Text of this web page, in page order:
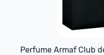
Perfume Armaf Club